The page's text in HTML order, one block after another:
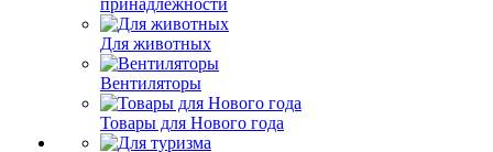
принадлежности
Для животных
Вентиляторы
Товары для Нового года